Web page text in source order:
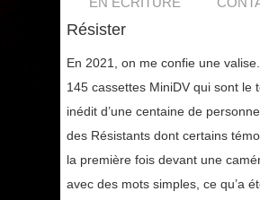
Résister
En 2021, on me confie une
145 cassettes MiniDV qui sont le
inédit d’une centaine de
des Résistants dont certains
la première fois devant une
avec des mots simples, ce qu’a